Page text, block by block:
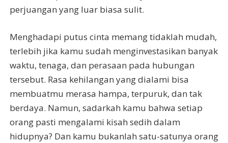
perjuangan yang luar biasa sulit.
Menghadapi putus cinta memang tidaklah mudah,
terlebih jika kamu sudah menginvestasikan banyak
waktu, tenaga, dan perasaan pada hubungan
tersebut. Rasa kehilangan yang dialami bisa
membuatmu merasa hampa, terpuruk, dan tak
berdaya. Namun, sadarkah kamu bahwa setiap
orang pasti mengalami kisah sedih dalam
hidupnya? Dan kamu bukanlah satu-satunya orang